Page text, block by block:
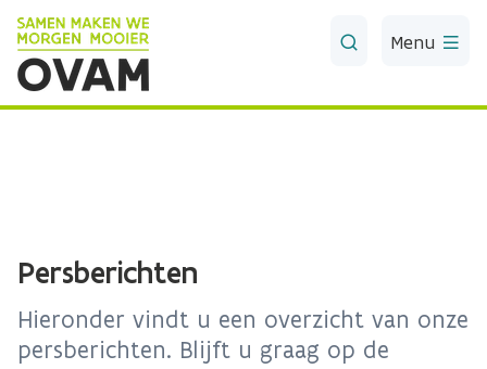
Skip to Main Content
Menu
Persberichten
Hieronder vindt u een overzicht van onze
persberichten. Blijft u graag op de